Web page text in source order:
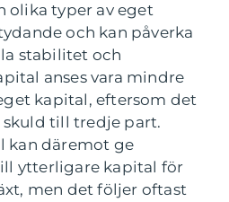
olika typer av eget
och kan påverka
stabilitet och
anses vara mindre
kapital, eftersom det
till tredje part.
kan däremot ge
ytterligare kapital för
men det följer oftast